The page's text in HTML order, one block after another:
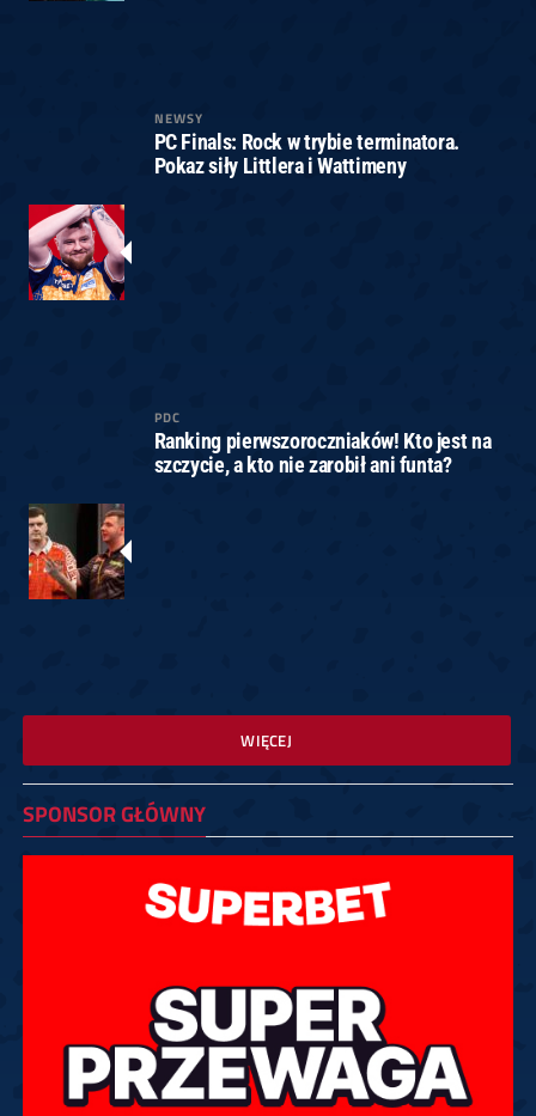
NEWSY
PC Finals: Rock w trybie terminatora.
Pokaz siły Littlera i Wattimeny
PDC
Ranking pierwszoroczniaków! Kto jest na
szczycie, a kto nie zarobił ani funta?
WIĘCEJ
SPONSOR GŁÓWNY